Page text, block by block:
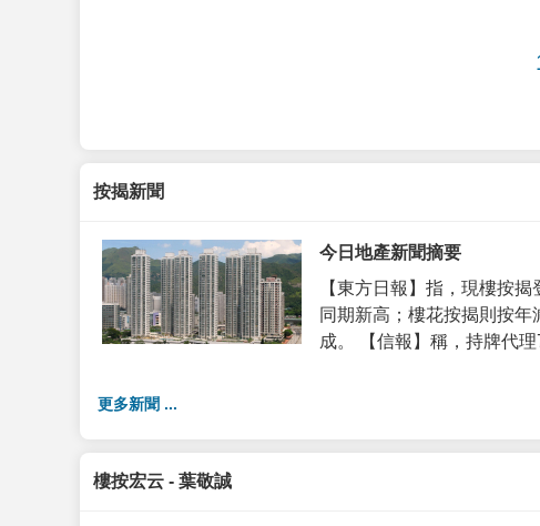
按揭新聞
今日地產新聞摘要
【東方日報】指，現樓按
同期新高；樓花按揭則按
成。 【信報】稱，持牌代
更多新聞 ...
樓按宏云 - 葉敬誠